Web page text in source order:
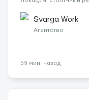
час брутто 🏠 Жильё:
Контакт: +3725672...
Svarga Work
Агентство
59 мин. назад